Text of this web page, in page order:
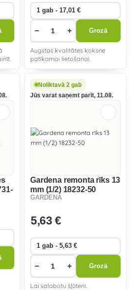
− + Grozā
Augstas kvalitātes koksne
patīkamai lietošanai.
Noliktavā 2 gab
Jūs varat saņemt parīt, 11.08.
Gardena remonta rīks 13
mm (1/2) 18232-50
GARDENA
5,63 €
− + Grozā
Lai salabotu šļūteni.